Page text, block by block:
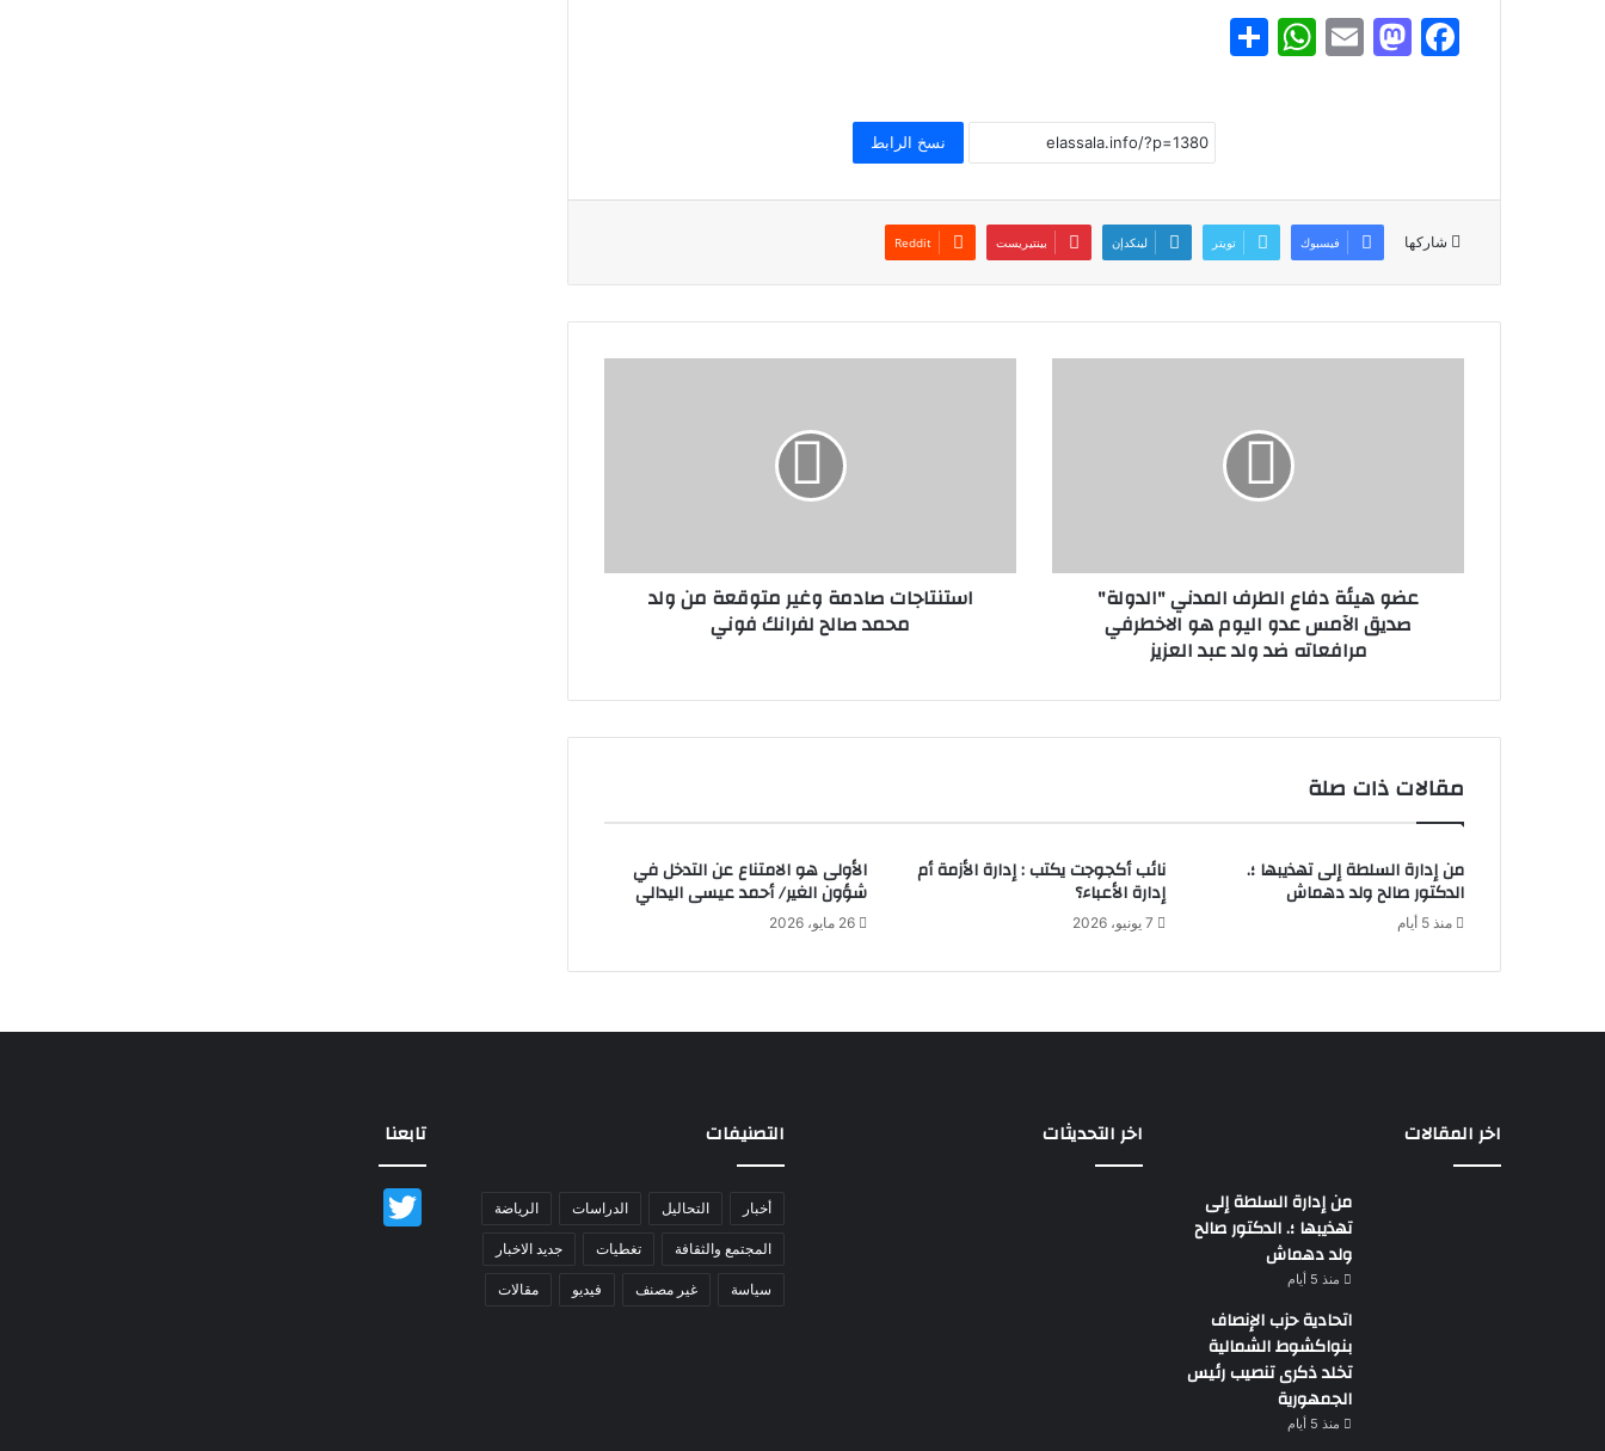
F
b
o
o
M
d
o
n
E
W
A
p
p
ar
e
نسخ الرابط
شاركها فيسبوك تويتر لينكدإن بينتيريست
عضو هيئة دفاع الطرف المدني "الدولة"
صديق الآمس عدو اليوم هو الاخطرفي
مرافعاته ضد ولد عبد العزيز
استنتاجات صادمة وغير متوقعة من ولد
محمد صالح لفرانك فوني
مقالات ذات صلة
من إدارة السلطة إلى تهذيبها ؛.
الدكتور صالح ولد دهماش
منذ 5 أيام
نائب أكجوجت يكتب : إدارة الأزمة أم
إدارة الأعباء؟
7 يونيو، 2026
الأولى هو الامتناع عن التدخل في
شؤون الغير/ أحمد عيسى اليدالي
26 مايو، 2026
اخر المقالات
من إدارة السلطة إلى
تهذيبها ؛. الدكتور صالح
ولد دهماش
منذ 5 أيام
اتحادية حزب الإنصاف
بنواكشوط الشمالية
تخلد ذكرى تنصيب رئيس
الجمهورية
منذ 5 أيام
اخر التحديثات التصنيفات
أخبار التحاليل الدراسات الرياضة
المجتمع والثقافة تغطيات جديد الاخبار
سياسة غير مصنف فيديو مقالات
تابعنا